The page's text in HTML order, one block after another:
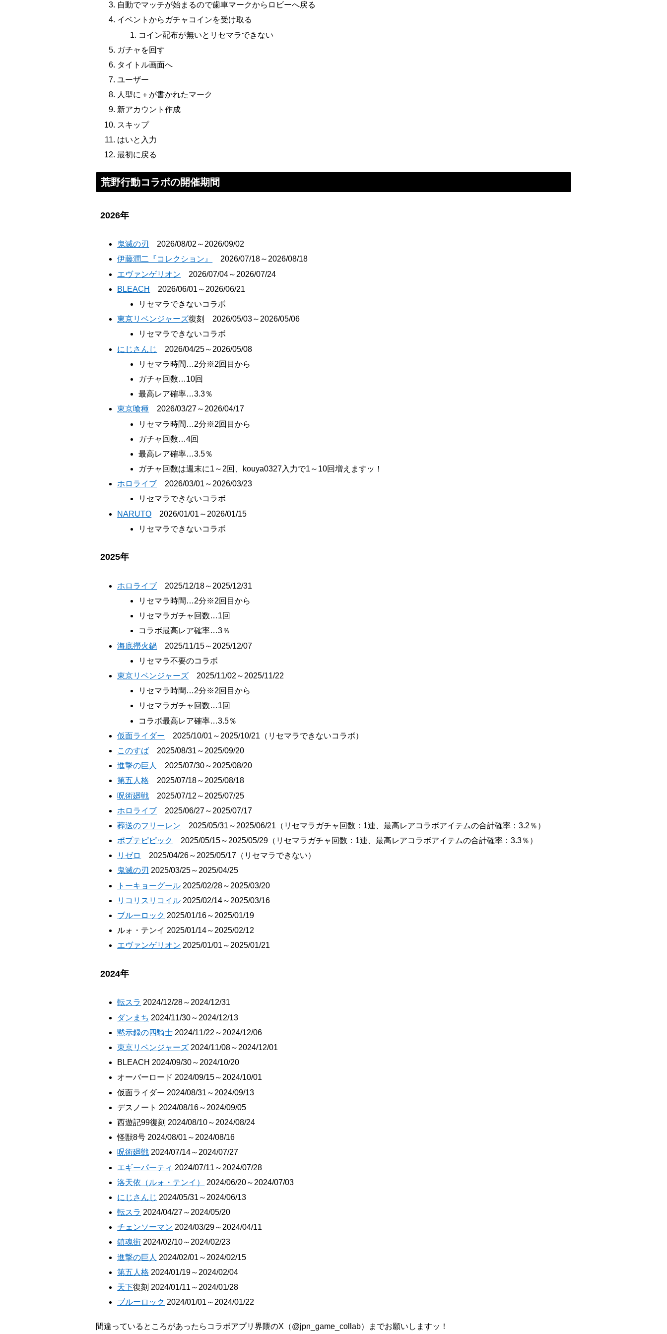
自動でマッチが始まるので歯車マークからロビーへ戻る
イベントからガチャコインを受け取る
コイン配布が無いとリセマラできない
ガチャを回す
タイトル画面へ
ユーザー
人型に＋が書かれたマーク
新アカウント作成
スキップ
はいと入力
最初に戻る
荒野行動コラボの開催期間
2026年
鬼滅の刃
2026/08/02～2026/09/02
伊藤潤二『コレクション』
2026/07/18～2026/08/18
エヴァンゲリオン 2026/07/04～2026/07/24
BLEACH
2026/06/01～2026/06/21
リセマラできないコラボ
東京リベンジャーズ復刻 2026/05/03～2026/05/06
リセマラできないコラボ
にじさんじ
2026/04/25～2026/05/08
リセマラ時間…2分※2回目から
ガチャ回数…10回
最高レア確率…3.3％
東京喰種 2026/03/27～2026/04/17
リセマラ時間…2分※2回目から
ガチャ回数…4回
最高レア確率…3.5％
ガチャ回数は週末に1～2回、kouya0327入力で1～10回増えますッ！
ホロライブ 2026/03/01～2026/03/23
リセマラできないコラボ
NARUTO 2026/01/01～2026/01/15
リセマラできないコラボ
2025年
ホロライブ 2025/12/18～2025/12/31
リセマラ時間…2分※2回目から
リセマラガチャ回数…1回
コラボ最高レア確率…3％
海底撈火鍋 2025/11/15～2025/12/07
リセマラ不要のコラボ
東京リベンジャーズ 2025/11/02～2025/11/22
リセマラ時間…2分※2回目から
リセマラガチャ回数…1回
コラボ最高レア確率…3.5％
仮面ライダー 2025/10/01～2025/10/21（リセマラできないコラボ）
このすば 2025/08/31～2025/09/20
進撃の巨人
2025/07/30～2025/08/20
第五人格 2025/07/18～2025/08/18
呪術廻戦 2025/07/12～2025/07/25
ホロライブ 2025/06/27～2025/07/17
葬送のフリーレン 2025/05/31～2025/06/21（リセマラガチャ回数：1連、最高レアコラボアイテムの合計確率：3.2％）
ポプテピピック
2025/05/15～2025/05/29（リセマラガチャ回数：1連、最高レアコラボアイテムの合計確率：3.3％）
リゼロ
2025/04/26～2025/05/17（リセマラできない）
鬼滅の刃 2025/03/25～2025/04/25
トーキョーグール 2025/02/28～2025/03/20
リコリスリコイル 2025/02/14～2025/03/16
ブルーロック 2025/01/16～2025/01/19
ルォ・テンイ 2025/01/14～2025/02/12
エヴァンゲリオン 2025/01/01～2025/01/21
2024年
転スラ 2024/12/28～2024/12/31
ダンまち 2024/11/30～2024/12/13
黙示録の四騎士 2024/11/22～2024/12/06
東京リベンジャーズ 2024/11/08～2024/12/01
BLEACH 2024/09/30～2024/10/20
オーバーロード 2024/09/15～2024/10/01
仮面ライダー 2024/08/31～2024/09/13
デスノート 2024/08/16～2024/09/05
西遊記99復刻 2024/08/10～2024/08/24
怪獣8号 2024/08/01～2024/08/16
呪術廻戦 2024/07/14～2024/07/27
エギーパーティ 2024/07/11～2024/07/28
洛天依（ルォ・テンイ）
2024/06/20～2024/07/03
にじさんじ 2024/05/31～2024/06/13
転スラ 2024/04/27～2024/05/20
チェンソーマン 2024/03/29～2024/04/11
鎮魂街 2024/02/10～2024/02/23
進撃の巨人 2024/02/01～2024/02/15
第五人格 2024/01/19～2024/02/04
天下復刻 2024/01/11～2024/01/28
ブルーロック 2024/01/01～2024/01/22
間違っているところがあったらコラボアプリ界隈のX（@jpn_game_collab）までお願いしますッ！